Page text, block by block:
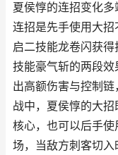
夏侯惇的连招变化
连招是先手使用大
启二技能龙卷闪获
技能豪气斩的两段
出高额伤害与控制
战中，夏侯惇的大
核心，也可以后手
场，当敌方刺客切